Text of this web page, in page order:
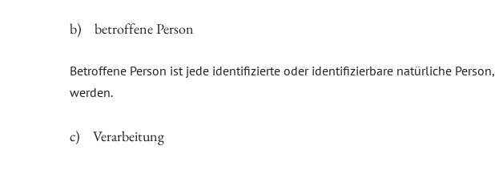
b) betroffene Person
Betroffene Person ist jede identifizierte oder identifizierbare natürliche
werden.
c) Verarbeitung